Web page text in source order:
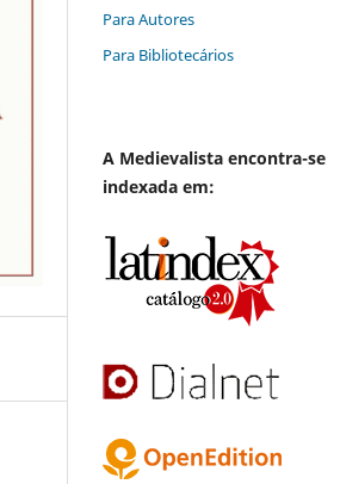
Para Autores
Para Bibliotecários
A Medievalista encontra-se
indexada em: